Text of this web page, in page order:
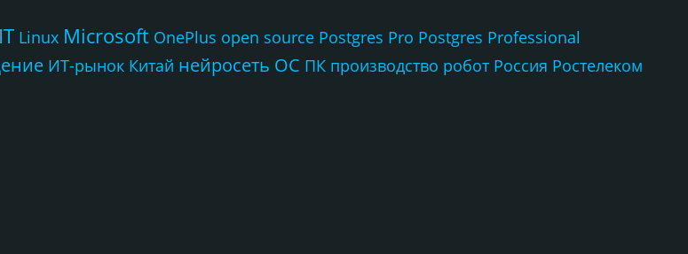
IT Linux Microsoft OnePlus open source Postgres Pro Postgres Professional
ИТ-рынок Китай нейросеть ОС ПК производство робот Россия Ростелеком